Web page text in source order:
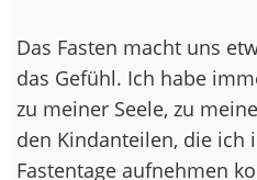
Das Fasten macht uns
das Gefühl. Ich habe
zu meiner Seele, zu
den Kindanteilen, die ich
Fastentage aufnehmen